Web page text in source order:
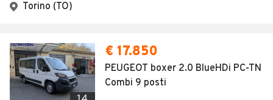
Torino (TO)
€ 17.850
PEUGEOT boxer 2.0 BlueHDi PC-TN
Combi 9 posti